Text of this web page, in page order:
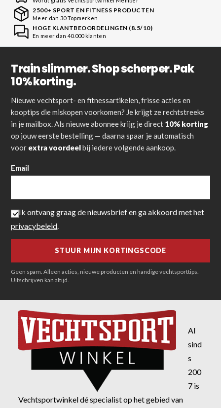
2500+ SPORT EN FITNESS PRODUCTEN
Meer dan 30 Topmerken
HOGE KLANTBEOORDELINGEN (8.5/10)
En meer dan 40.000 klanten
Train slimmer. Shop scherper. Pak
10% korting.
Nieuwe vechtsport- en fitnessartikelen, frisse acties en
kooptips die miskopen voorkomen? Je krijgt ze rechtstreeks
in je mailbox. Als nieuwe abonnee krijg je direct 10% korting
op jouw eerste bestelling — daarna spaar je automatisch
voor extra voordeelbij iedere volgende aankoop.
Email
Ik ontvang graag de nieuwsbrief en ga akkoord met het
privacybeleid.
Geen spam. Alleen acties, nieuwe producten en handige vechtsporttips.
Uitschrijven kan altijd.
Al
sind
s
200
7 is
Vechtsportwinkel dé specialist op het gebied van